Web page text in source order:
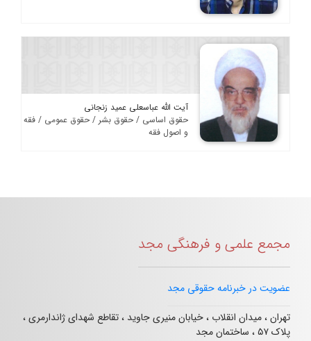
آیت الله عباسعلی عمید زنجانی
حقوق اساسی / حقوق بشر / حقوق عمومی / فقه
و اصول فقه
مجمع علمی و فرهنگی مجد
عضویت در خبرنامه حقوقی مجد
تهران ، میدان انقلاب ، خیابان منیری جاوید ، تقاطع شهدای ژاندارمری ،
پلاک ۵۷ ، ساختمان مجد